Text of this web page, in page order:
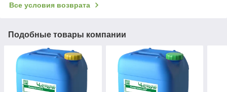
Все условия возврата
Подобные товары компании